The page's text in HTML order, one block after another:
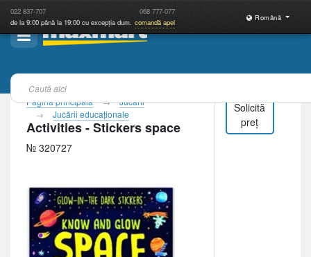
022 837-707 068 777-077
de la 9:00 până la 19:00 cu excepția dum. comandă apel
Română
Pagina principală
Jucării
Jucării educaţionale
Activities - Stickers space
№ 320727
Solicită
preț